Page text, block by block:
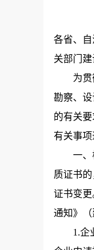
各省、
关部门
为贯彻
勘察、
的有关
有关事项
一、根
质证书
证书变
通知》（
1.企业